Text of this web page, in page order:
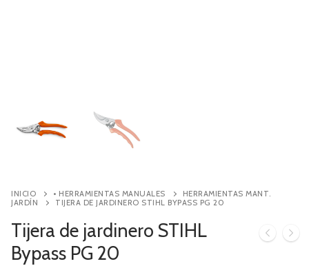
INICIO • HERRAMIENTAS MANUALES
HERRAMIENTAS MANT.
JARDÍN
TIJERA DE JARDINERO STIHL BYPASS PG 20
Tijera de jardinero STIHL
Bypass PG 20